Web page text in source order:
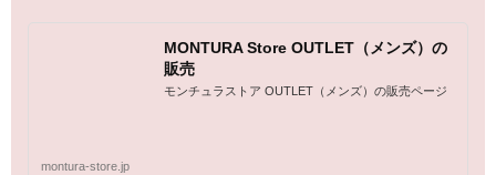
MONTURA Store OUTLET（メンズ）の
販売
モンチュラストア OUTLET（メンズ）の販売ページ
montura-store.jp